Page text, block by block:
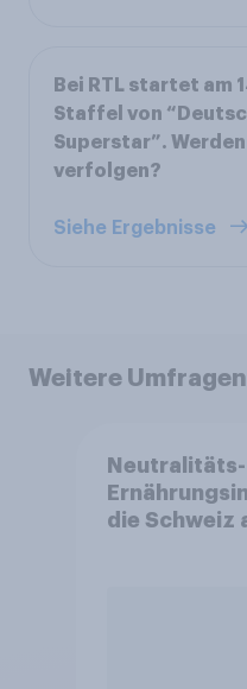
Bei RTL startet am
Staffel von
Superstar”. Werden
verfolgen?
Siehe Ergebnisse
Weitere
Neutralitäts-
die Schweiz